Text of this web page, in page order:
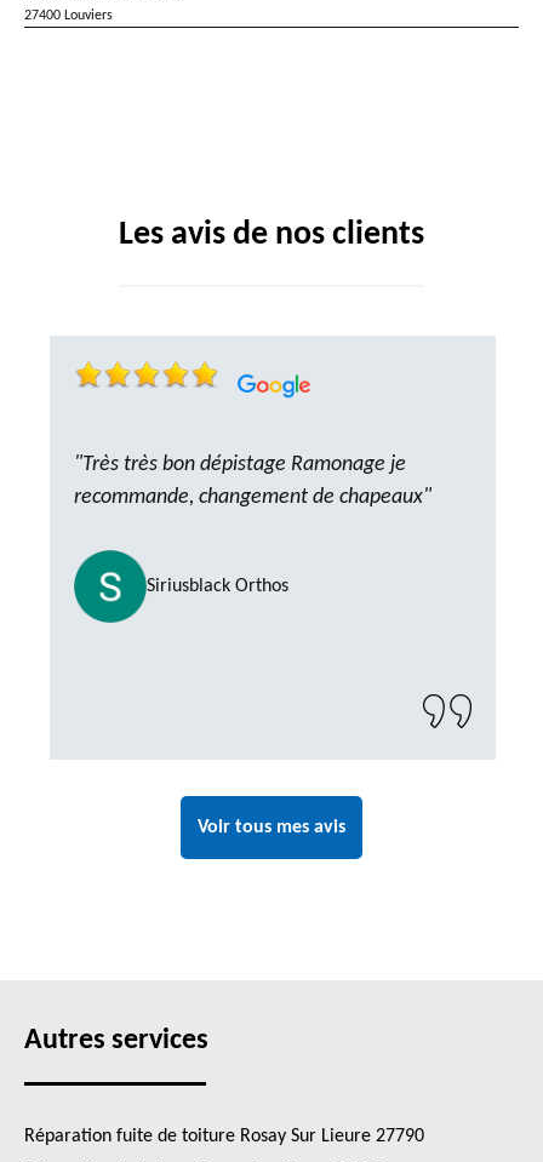
27400 Louviers
Les avis de nos clients
"Très très bon dépistage Ramonage je
recommande, changement de chapeaux"
Siriusblack Orthos
Voir tous mes avis
Autres services
Réparation fuite de toiture Rosay Sur Lieure 27790